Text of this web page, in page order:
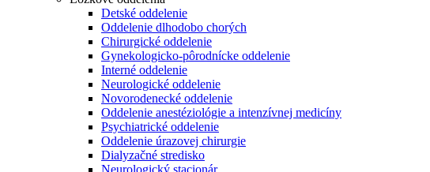
Detské oddelenie
Oddelenie dlhodobo chorých
Chirurgické oddelenie
Gynekologicko-pôrodnícke oddelenie
Interné oddelenie
Neurologické oddelenie
Novorodenecké oddelenie
Oddelenie anestéziológie a intenzívnej medicíny
Psychiatrické oddelenie
Oddelenie úrazovej chirurgie
Dialyzačné stredisko
Neurologický stacionár